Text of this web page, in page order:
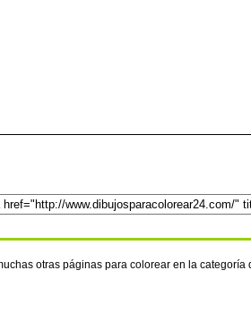
otras páginas para colorear en la